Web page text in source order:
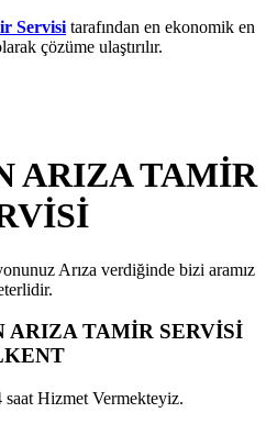
Servisi tarafından en ekonomik en
çözüme ulaştırılır.
ARIZA TAMİR
Arıza verdiğinde bizi aramız
ARIZA TAMİR SERVİSİ
Hizmet Vermekteyiz.